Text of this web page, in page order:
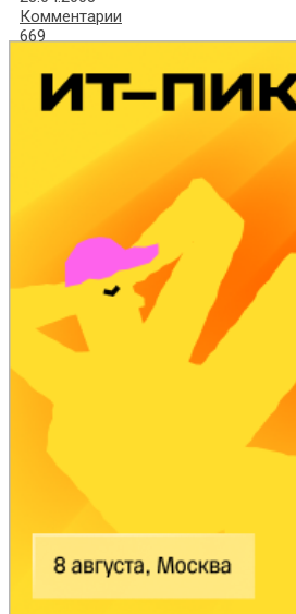
Комментарии
669